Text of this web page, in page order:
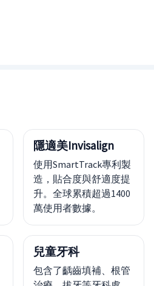
隱適美Invisalign
使用SmartTrack專利製
造，貼合度與舒適度提
升。全球累積超過1400
萬使用者數據。
兒童牙科
包含了齲齒填補、根管